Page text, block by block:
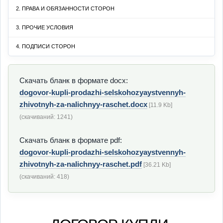
2. ПРАВА И ОБЯЗАННОСТИ СТОРОН
3. ПРОЧИЕ УСЛОВИЯ
4. ПОДПИСИ СТОРОН
Скачать бланк в формате docx:
dogovor-kupli-prodazhi-selskohozyaystvennyh-
zhivotnyh-za-nalichnyy-raschet.docx [11.9 Kb]
(cкачиваний: 1241)
Скачать бланк в формате pdf:
dogovor-kupli-prodazhi-selskohozyaystvennyh-
zhivotnyh-za-nalichnyy-raschet.pdf [36.21 Kb]
(cкачиваний: 418)